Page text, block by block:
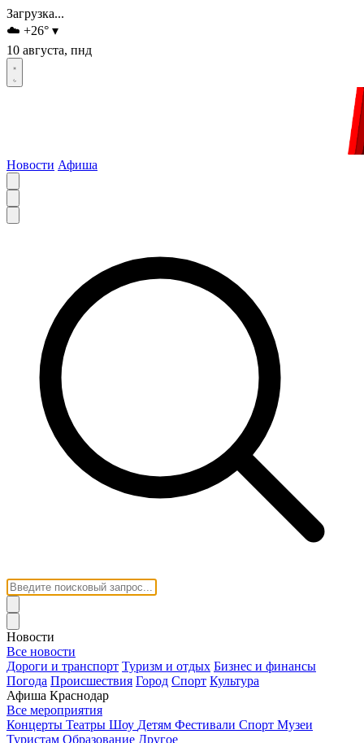
Загрузка...
☁️ +26° ▾
10 августа, пнд
Новости Афиша
Новости
Все новости
Дороги и транспорт Туризм и отдых Бизнес и финансы
Погода Происшествия Город Спорт Культура
Афиша Краснодар
Все мероприятия
Концерты Театры Шоу Детям Фестивали Спорт Музеи
Туристам Образование Другое